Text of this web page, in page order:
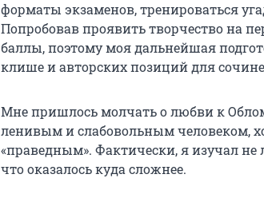
форматы экзаменов, тренироваться
Попробовав проявить творчество на
баллы, поэтому моя дальнейшая
клише и авторских позиций для
Мне пришлось молчать о любви к
ленивым и слабовольным человеком,
«праведным». Фактически, я изучал не
что оказалось куда сложнее.